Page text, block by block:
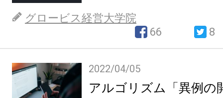
グロービス経営大学院
66
8
2022/04/05
アルゴリズム「異例の